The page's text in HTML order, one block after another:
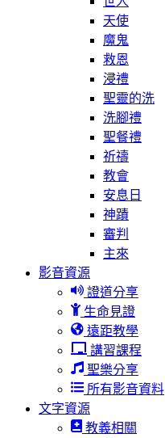
天使
魔鬼
救恩
浸禮
聖靈的洗
洗腳禮
聖餐禮
祈禱
教會
安息日
神蹟
審判
主來
影音資源
證道分享
生命見證
遠距教學
講習課程
聖樂分享
所有影音資料
文字資源
教義相關